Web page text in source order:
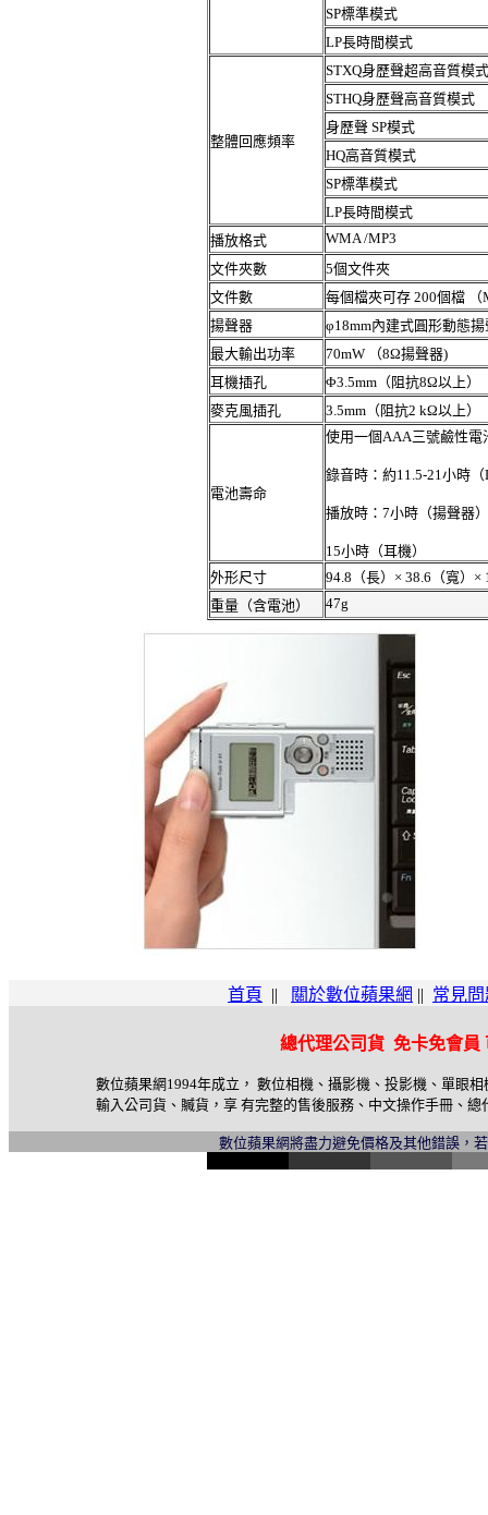
SP標準模式
LP長時間模式
整體回應頻率
STXQ身歷聲超高音質模式
STHQ身歷聲高音質模式
身歷聲 SP模式
HQ高音質模式
SP標準模式
LP長時間模式
播放格式
WMA /MP3
文件夾數
5個文件夾
文件數
每個檔夾可存 200個檔
揚聲器
φ18mm內建式圓形動態揚
最大輸出功率
70mW （8Ω揚聲器)
耳機插孔
Φ3.5mm（阻抗8Ω以上）
麥克風插孔
3.5mm（阻抗2 kΩ以上）
電池壽命
使用一個AAA三號鹼性電
錄音時：約11.5-21小時
播放時：7小時（揚聲器）
15小時（耳機）
外形尺寸
94.8（長）× 38.6（寬）×
重量（含電池）
47g
首頁 || 關於數位蘋果網 || 常見
總代理公司貨 免卡免會
數位蘋果網1994年成立， 數位相機、攝影機、投影機、單眼
輸入公司貨、贓貨，享 有完整的售後服務、中文操作手冊、
數位蘋果網將盡力避免價格及其他錯誤，